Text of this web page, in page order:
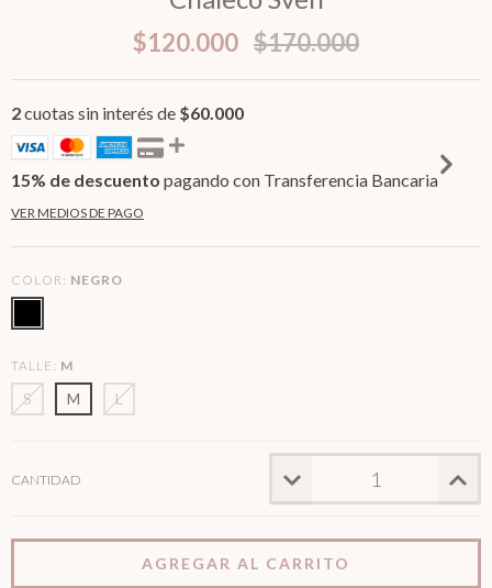
$120.000 $170.000
2cuotas sin interés de $60.000
15% de descuento pagando con Transferencia Bancaria
VER MEDIOS DE PAGO
COLOR: NEGRO
TALLE: M
S M L
CANTIDAD